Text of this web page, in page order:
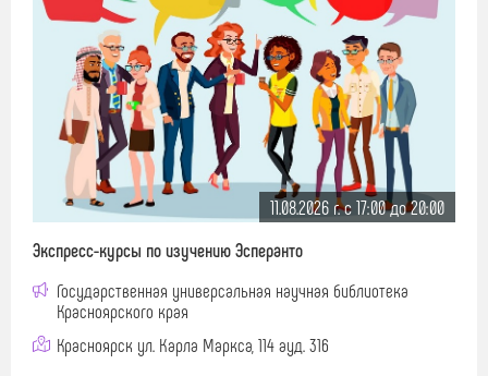
11.08.2026 г. c 17:00 до 20:00
Экспресс-курсы по изучению Эсперанто
Государственная универсальная научная библиотека
Красноярского края
Красноярск ул. Карла Маркса, 114 ауд. 316